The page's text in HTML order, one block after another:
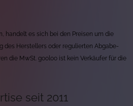
handelt es sich bei den Preisen um die
des Herstellers oder regulierten Abgabe-
die MwSt. gooloo ist kein Verkäufer für die
seit 2011